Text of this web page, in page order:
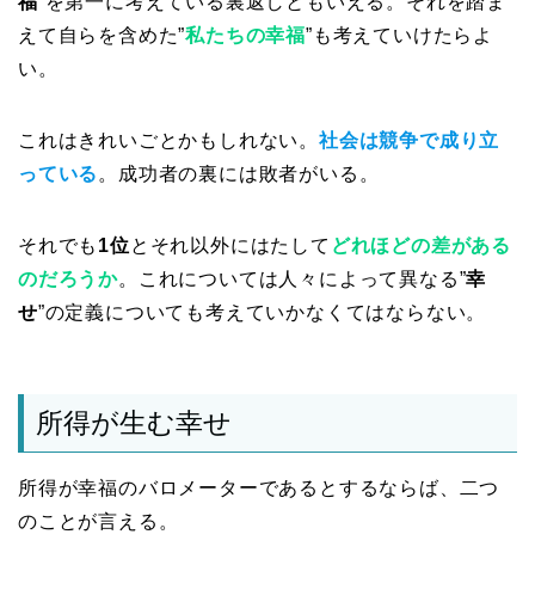
えて自らを含めた”私たちの幸福”も考えていけたらよ
い。
これはきれいごとかもしれない。 社会は競争で成り立
っている 。成功者の裏には敗者がいる。
それでも 1位とそれ以外にはたして どれほどの差がある
のだろうか。これについては人々によって異なる”幸
せ”の定義についても考えていかなくてはならない。
所得が生む幸せ
所得が幸福のバロメーターであるとするならば、二つ
のことが言える。